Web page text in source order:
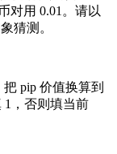
对用 0.01。请以
猜测。
把 pip 价值换算到
1，否则填当前